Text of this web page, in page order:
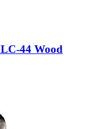
44 Wood